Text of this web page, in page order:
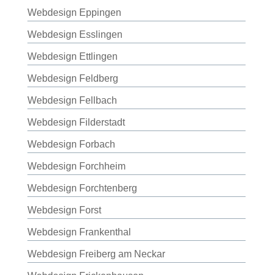
Webdesign Eppingen
Webdesign Esslingen
Webdesign Ettlingen
Webdesign Feldberg
Webdesign Fellbach
Webdesign Filderstadt
Webdesign Forbach
Webdesign Forchheim
Webdesign Forchtenberg
Webdesign Forst
Webdesign Frankenthal
Webdesign Freiberg am Neckar